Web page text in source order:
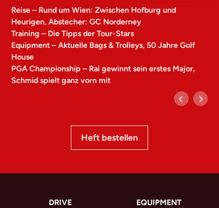
Reise – Rund um Wien: Zwischen Hofburg und
Heurigen, Abstecher: GC Norderney
Training – Die Tipps der Tour-Stars
Equipment – Aktuelle Bags & Trolleys, 50 Jahre Golf
House
PGA Championship – Rai gewinnt sein erstes Major,
Schmid spielt ganz vorn mit
Heft bestellen
DRIVE EQUIPMENT